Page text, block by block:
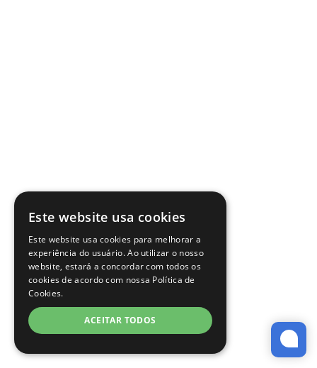
Este website usa cookies
Este website usa cookies para melhorar a
experiência do usuário. Ao utilizar o nosso
website, estará a concordar com todos os
cookies de acordo com nossa Política de
Cookies.
ACEITAR TODOS